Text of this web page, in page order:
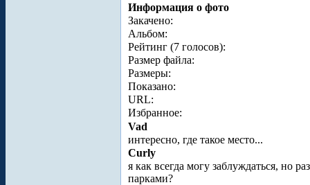
Информация о фото
Закачено:
Альбом:
Рейтинг (7 голосов):
Размер файла:
Размеры:
Показано:
URL:
Избранное:
Vad
интересно, где такое место...
Curly
я как всегда могу заблуждаться, но
парками?